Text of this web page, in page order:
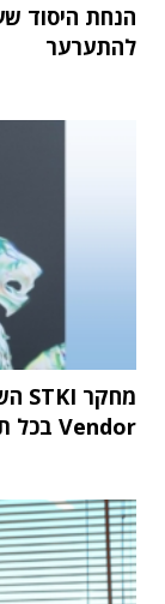
הנחת היסוד
להתערער
Vendor בכל תחומי שוק ה-IT